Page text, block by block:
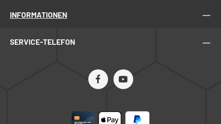
INFORMATIONEN
SERVICE-TELEFON